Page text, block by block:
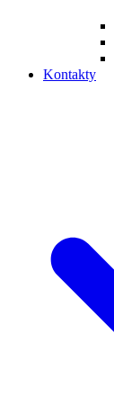
Kontakty